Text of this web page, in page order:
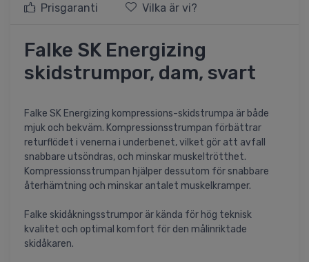
Prisgaranti Vilka är vi?
Falke SK Energizing
skidstrumpor, dam, svart
Falke SK Energizing kompressions-skidstrumpa är både
mjuk och bekväm. Kompressionsstrumpan förbättrar
returflödet i venerna i underbenet, vilket gör att avfall
snabbare utsöndras, och minskar muskeltrötthet.
Kompressionsstrumpan hjälper dessutom för snabbare
återhämtning och minskar antalet muskelkramper.
Falke skidåkningsstrumpor är kända för hög teknisk
kvalitet och optimal komfort för den målinriktade
skidåkaren.